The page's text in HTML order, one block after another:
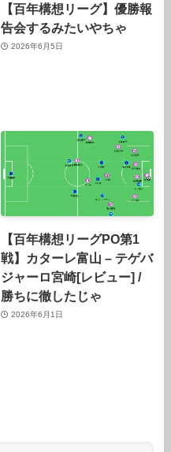
【百年構想リーグ】優勝報
告会するみたいやちゃ
2026年6月5日
【百年構想リーグPO第1
戦】カターレ富山 – テゲバ
ジャーロ宮崎[レビュー] /
勝ちに徹したじゃ
2026年6月1日